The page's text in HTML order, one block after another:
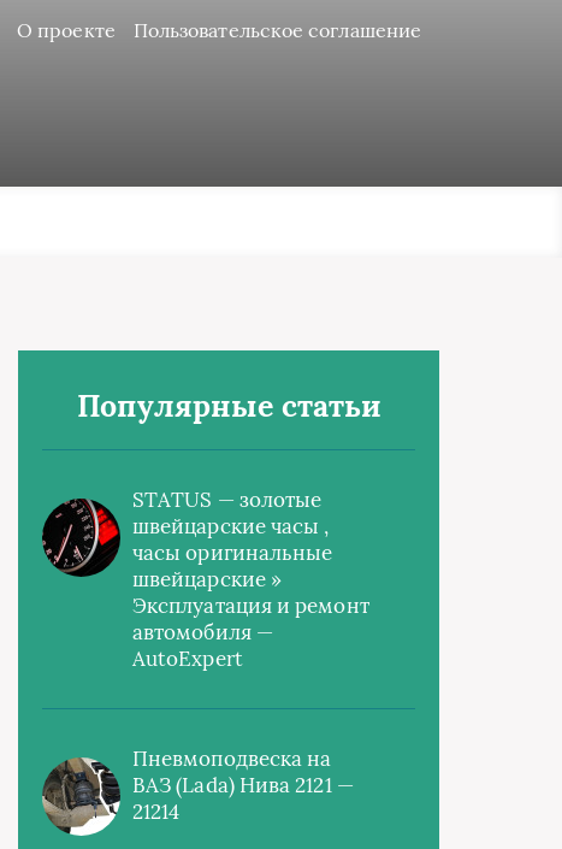
О проекте Пользовательское соглашение
Популярные статьи
STATUS — золотые
швейцарские часы ,
часы оригинальные
швейцарские »
Эксплуатация и ремонт
автомобиля —
AutoExpert
Пневмоподвеска на
ВАЗ (Lada) Нива 2121 —
21214